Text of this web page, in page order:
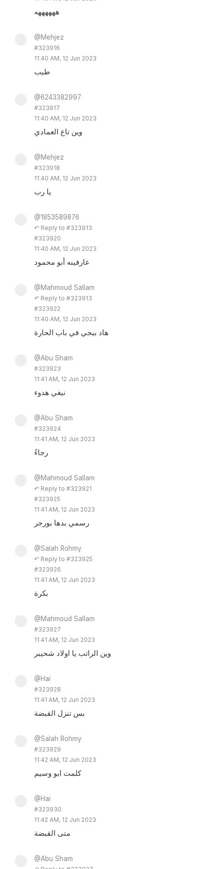
ههههههه
@Mehjez
#323916
11:40 AM, 12 Jun 2023
طيب
@6243382997
#323917
11:40 AM, 12 Jun 2023
وين تاع العمادي
@Mehjez
#323918
11:40 AM, 12 Jun 2023
يا رب
@1853589876
↶ Reply to #323913
#323920
11:40 AM, 12 Jun 2023
عارفينه أبو محمود
@Mahmoud Sallam
↶ Reply to #323913
#323922
11:40 AM, 12 Jun 2023
هاد بيجي في باب الحارة
@Abu Sham
#323923
11:41 AM, 12 Jun 2023
نبغي هدوء
@Abu Sham
#323924
11:41 AM, 12 Jun 2023
رجاءً
@Mahmoud Sallam
↶ Reply to #323921
#323925
11:41 AM, 12 Jun 2023
رسمي بدها بورجر
@Salah Rohmy
↶ Reply to #323925
#323926
11:41 AM, 12 Jun 2023
بكرة
@Mahmoud Sallam
#323927
11:41 AM, 12 Jun 2023
وين الراتب يا اولاد شحيبر
@Hai
#323928
11:41 AM, 12 Jun 2023
بس تنزل القبضة
@Salah Rohmy
#323929
11:42 AM, 12 Jun 2023
كلمت ابو وسيم
@Hai
#323930
11:42 AM, 12 Jun 2023
متى القبضة
@Abu Sham